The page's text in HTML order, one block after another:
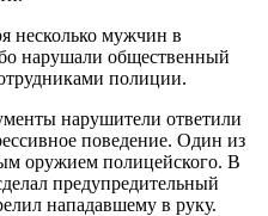
несколько мужчин в
нарушали общественный
полиции.
нарушители ответили
поведение. Один из
оружием полицейского. В
предупредительный
нападавшему в руку.